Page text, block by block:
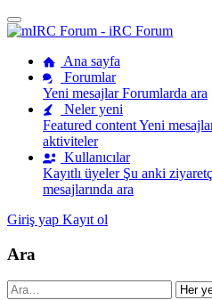
Ana sayfa
Forumlar
Yeni mesajlarForumlarda ara
Neler yeni
Featured contentYeni
aktiviteler
Kullanıcılar
Kayıtlı üyeler Şu anki
mesajlarında ara
Giriş yap Kayıt ol
Ara